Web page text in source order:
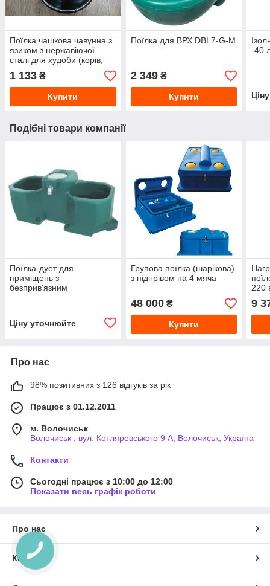
Поїлка чашкова чавунна з
язиком з нержавіючої
сталі для худоби (корів,
телят, коней, ВРХ)
1 133 ₴
Купити
Поїлка для ВРХ DBL7-G-М
2 349₴
Купити
-40
Подібні товари компанії
Поїлка-дует для
приміщень з
безприв'язним
Ціну уточнюйте
Групова поїлка (шарікова)
з підігрівом на 4 мяча
48 000₴
Купити
220
9
Про нас
98% позитивних з 126 відгуків за рік
Працює з 01.12.2011
м. Волочиськ
Волочиськ , вул. Котляревського 9 А, Волочиськ, Україна
Контакти
Сьогодні працює з 10:00 до 12:00
Показати весь графік роботи
Про нас
Контакти